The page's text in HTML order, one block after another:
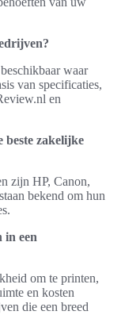
waar
van specificaties,
en
beste zakelijke
zijn HP, Canon,
bekend om hun
in een
om te printen,
en kosten
die een breed